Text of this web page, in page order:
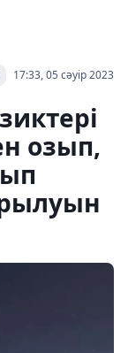
17:33, 05 сәуір 2023
озып,